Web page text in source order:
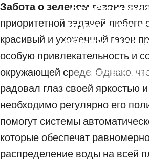
06 НОЯБРЯ 2023
Забота о зеленом газоне
приоритетной задачей любого
красивый и ухоженный газон
особую привлекательность и
окружающей среде. Однако,
радовал глаз своей яркостью
необходимо регулярно его
помогут системы
которые обеспечат
распределение воды на всей